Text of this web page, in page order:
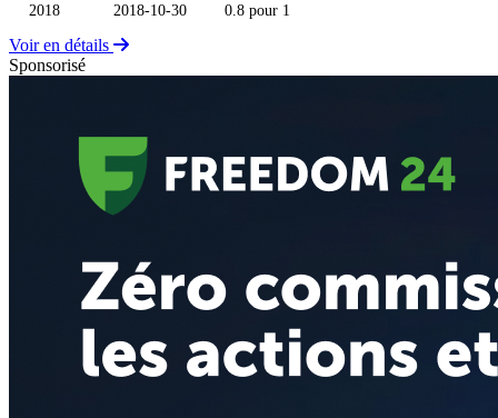
2018 2018-10-30 0.8 pour 1
Voir en détails
Sponsorisé